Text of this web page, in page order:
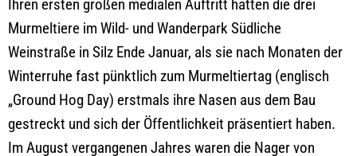
Ihren ersten großen medialen Auftritt hatten die drei
Murmeltiere im Wild- und Wanderpark Südliche
Weinstraße in Silz Ende Januar, als sie nach Monaten der
Winterruhe fast pünktlich zum Murmeltiertag (englisch
„Ground Hog Day) erstmals ihre Nasen aus dem Bau
gestreckt und sich der Öffentlichkeit präsentiert haben.
Im August vergangenen Jahres waren die Nager von